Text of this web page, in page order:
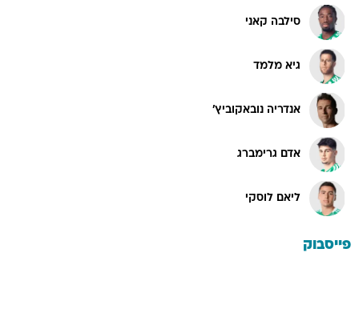
סילבה קאני
גיא מלמד
אנדריה נובאקוביץ'
אדם גרימברג
ליאם לוסקי
פייסבוק